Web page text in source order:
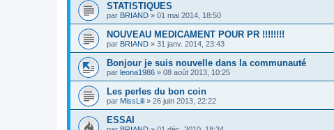
STATISTIQUES
par BRIAND » 01 mai 2014, 18:50
NOUVEAU MEDICAMENT POUR PR !!!!!!!!
par BRIAND » 31 janv. 2014, 23:43
Bonjour je suis nouvelle dans la communauté
par leona1986 » 08 août 2013, 10:25
Les perles du bon coin
par MissLili » 26 juin 2013, 22:22
ESSAI